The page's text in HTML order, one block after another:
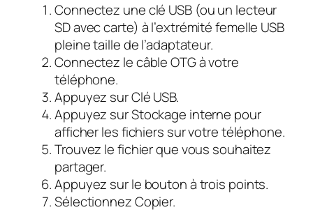
Connectez une clé USB (ou un lecteur
SD avec carte) à l’extrémité femelle USB
pleine taille de l’adaptateur.
Connectez le câble OTG à votre
téléphone.
Appuyez sur Clé USB.
Appuyez sur Stockage interne pour
afficher les fichiers sur votre téléphone.
Trouvez le fichier que vous souhaitez
partager.
Appuyez sur le bouton à trois points.
Sélectionnez Copier.